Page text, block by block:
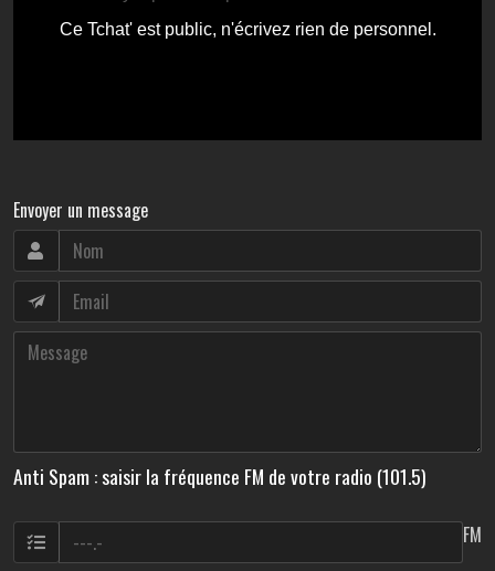
Envoyer un message
Anti Spam : saisir la fréquence FM de votre radio (101.5)
FM